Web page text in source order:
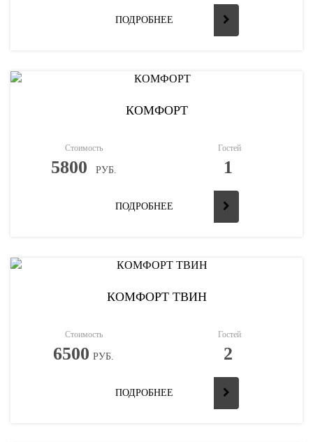
ПОДРОБНЕЕ
КОМФОРТ
Стоимость
5800 РУБ.
Гостей
1
ПОДРОБНЕЕ
КОМФОРТ ТВИН
Стоимость
6500 РУБ.
Гостей
2
ПОДРОБНЕЕ